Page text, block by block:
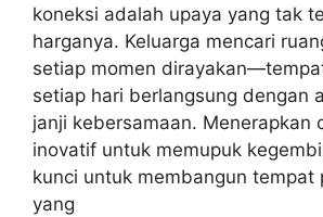
koneksi adalah upaya yang tak
harganya. Keluarga mencari
setiap momen
setiap hari berlangsung dengan
janji kebersamaan. Menerapkan
inovatif untuk memupuk
kunci untuk membangun tempat
yang